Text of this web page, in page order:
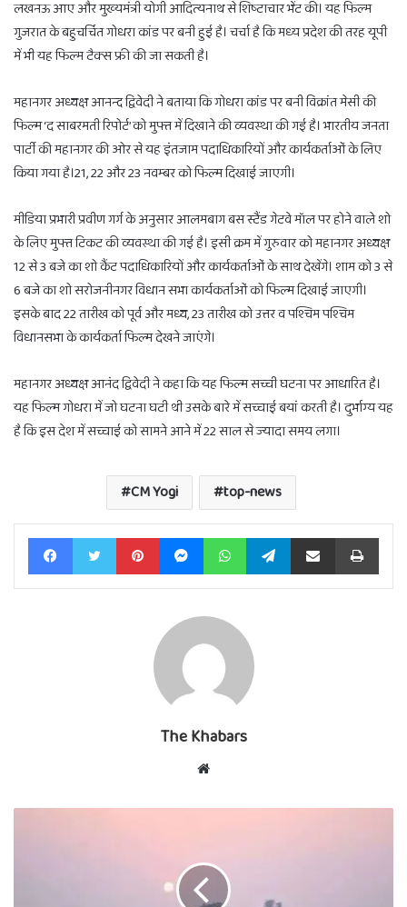
लखनऊ आए और मुख्‍यमंत्री योगी आदित्‍यनाथ से शिष्‍टाचार भेंट की। यह फिल्‍म
गुजरात के बहुचर्चित गोधरा कांड पर बनी हुई है। चर्चा है कि मध्‍य प्रदेश की तरह यूपी
में भी यह फिल्‍म टैक्‍स फ्री की जा सकती है।
महानगर अध्यक्ष आनन्द द्विवेदी ने बताया कि गोधरा कांड पर बनी विक्रांत मेसी की
फिल्म ‘द साबरमती रिपोर्ट’ को मुफ्त में दिखाने की व्यवस्था की गई है। भारतीय जनता
पार्टी की महानगर की ओर से यह इंतजाम पदाधिकारियों और कार्यकर्ताओं के लिए
किया गया है।21, 22 और 23 नवम्बर को फिल्म दिखाई जाएगी।
मीडिया प्रभारी प्रवीण गर्ग के अनुसार आलमबाग बस स्टैंड गेटवे मॉल पर होने वाले शो
के लिए मुफ्त टिकट की व्यवस्था की गई है। इसी क्रम में गुरुवार को महानगर अध्यक्ष
12 से 3 बजे का शो कैंट पदाधिकारियों और कार्यकर्ताओं के साथ देखेंगे। शाम को 3 से
6 बजे का शो सरोजनीनगर विधान सभा कार्यकर्ताओं को फिल्म दिखाई जाएगी।
इसके बाद 22 तारीख को पूर्व और मध्य, 23 तारीख को उत्तर व पश्चिम पश्चिम
विधानसभा के कार्यकर्ता फिल्म देखने जाएंगे।
महानगर अध्यक्ष आनंद द्विवेदी ने कहा कि यह फिल्म सच्ची घटना पर आधारित है।
यह फिल्म गोधरा में जो घटना घटी थी उसके बारे में सच्चाई बयां करती है। दुर्भाग्य यह
है कि इस देश में सच्चाई को सामने आने में 22 साल से ज्यादा समय लगा।
CM Yogi top-news
FacebookTwitter PinterestMessengerWhatsAppTelegramShare via Email Print
The Khabars
Website